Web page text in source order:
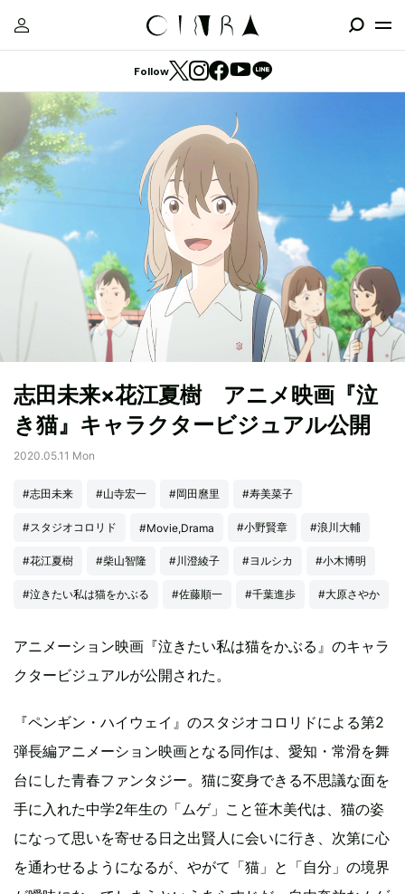
Follow
志田未来×花江夏樹 アニメ映画『泣
き猫』キャラクタービジュアル公開
2020.05.11 Mon
#志田未来 #山寺宏一 #岡田麿里 #寿美菜子
#スタジオコロリド #Movie,Drama #小野賢章 #浪川大輔
#花江夏樹 #柴山智隆 #川澄綾子 #ヨルシカ #小木博明
#泣きたい私は猫をかぶる #佐藤順一 #千葉進歩 #大原さやか
アニメーション映画『泣きたい私は猫をかぶる』のキャラ
クタービジュアルが公開された。
『ペンギン・ハイウェイ』のスタジオコロリドによる第2
弾長編アニメーション映画となる同作は、愛知・常滑を舞
台にした青春ファンタジー。猫に変身できる不思議な面を
手に入れた中学2年生の「ムゲ」こと笹木美代は、猫の姿
になって思いを寄せる日之出賢人に会いに行き、次第に心
を通わせるようになるが、やがて「猫」と「自分」の境界